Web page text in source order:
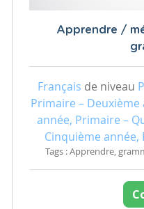
Apprendre /
Français de niveau
Primaire –
année, Primaire –
Cinquième année,
Tags : Apprendre,